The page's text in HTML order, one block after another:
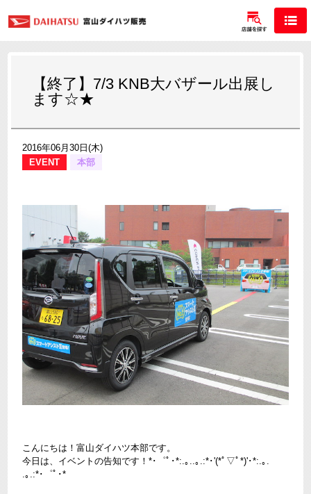
【終了】7/3 KNB大バザール出展し
ます☆★
2016年06月30日(木)
EVENT
本部
こんにちは！富山ダイハツ本部です。
今日は、イベントの告知です！*･゜ﾟ･*:.｡..｡.:*･'(*ﾟ▽ﾟ*)'･*:.｡.
.｡.:*･゜ﾟ･*